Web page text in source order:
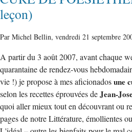
leçon)
Par Michel Bellin, vendredi 21 septembre
A partir du 3 août 2007, avant chaque
quarantaine de rendez-vous
vie !) je propose à mes aficionadosune
selon les recettes éprouvées deJean-
quoi aller mieux tout en découvrant ou
pages de notre Littérature, émollientes